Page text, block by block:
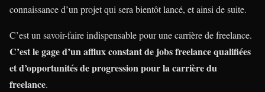
connaissance d’un projet qui sera bientôt lancé, et ainsi de suite.
C’est un savoir-faire indispensable pour une carrière de freelance.
C’est le gage d’un afflux constant de jobs freelance qualifiées
et d’opportunités de progression pour la carrière du
freelance.